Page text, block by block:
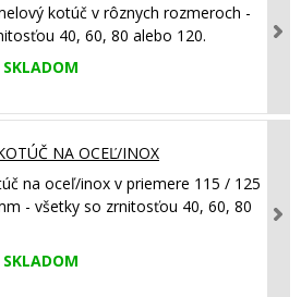
kotúč v rôznych rozmeroch -
40, 60, 80 alebo 120.
SKLADOM
NA OCEĽ/INOX
na oceľ/inox v priemere 115 / 125
- všetky so zrnitosťou 40, 60, 80
SKLADOM